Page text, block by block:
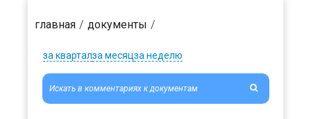
главная документы
за кварталза месяцза неделю